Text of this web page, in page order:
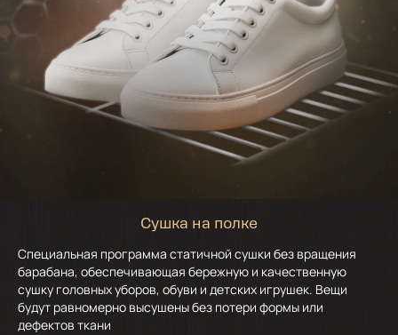
Сушка на полке
Специальная программа статичной сушки без вращения
барабана, обеспечивающая бережную и качественную
сушку головных уборов, обуви и детских игрушек. Вещи
будут равномерно высушены без потери формы или
дефектов ткани